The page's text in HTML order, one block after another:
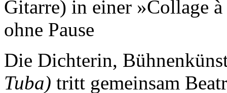
Gitarre) in einer »Collage
ohne Pause
Die Dichterin,
Tuba) tritt gemeinsam